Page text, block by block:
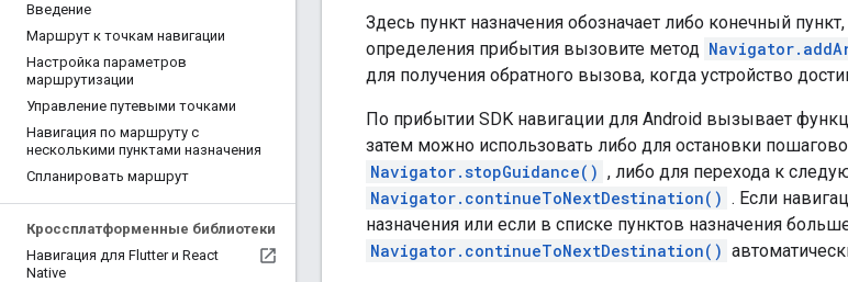
Введение
Маршрут к точкам навигации
Настройка параметров
маршрутизации
Управление путевыми точками
Навигация по маршруту с
несколькими пунктами назначения
Спланировать маршрут
Кроссплатформенные библиотеки
Навигация для Flutter и React
Native
Здесь пункт назначения обозначает либо конечный
определения прибытия вызовите метод
для получения обратного вызова, когда устройство
По прибытии SDK навигации для Android вызывает
затем можно использовать либо для остановки
Navigator.stopGuidance() , либо для перехода к
Navigator.continueToNextDestination() . Если
назначения или если в списке пунктов назначения
Navigator.continueToNextDestination()